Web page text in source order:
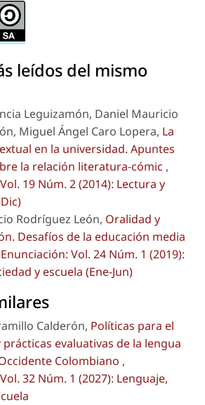
leídos del mismo
Leguizamón, Daniel Mauricio
Miguel Ángel Caro Lopera, La
en la universidad. Apuntes
la relación literatura-cómic ,
19 Núm. 2 (2014): Lectura y
Rodríguez León, Oralidad y
Desafíos de la educación media
Enunciación: Vol. 24 Núm. 1 (2019):
y escuela (Ene-Jun)
Calderón, Políticas para el
evaluativas de la lengua
Colombiano ,
32 Núm. 1 (2027): Lenguaje,